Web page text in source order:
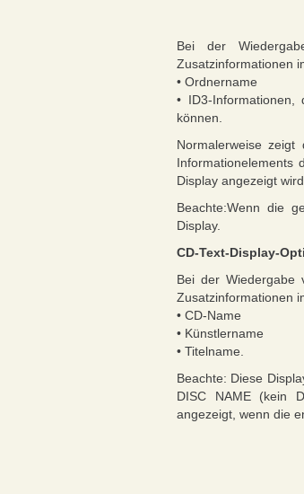
Bei der
Zusatzinformationen
• Ordnername
• ID3-
können.
Normalerweise
Informationelements
Display angezeigt wird.
Beachte:Wenn die
Display.
CD-Text-Display-
Bei der Wiedergabe
Zusatzinformationen
• CD-Name
• Künstlername
• Titelname.
Beachte: Diese
DISC NAME (kein
angezeigt, wenn die